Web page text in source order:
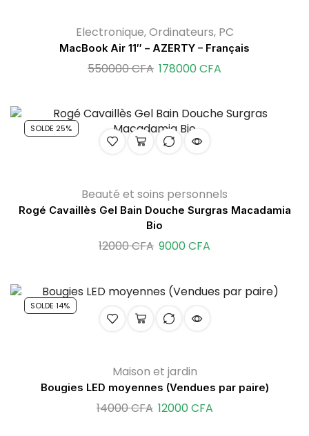
Electronique,Ordinateurs, PC
MacBook Air 11″ – AZERTY – Français
550000CFA 178000CFA
SOLDE 25%
Beauté et soins personnels
Rogé Cavaillès Gel Bain Douche Surgras Macadamia
Bio
12000CFA 9000CFA
SOLDE 14%
Maison et jardin
Bougies LED moyennes (Vendues par paire)
14000CFA 12000CFA